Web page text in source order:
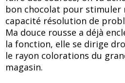
bon chocolat pour stimuler
capacité résolution de
Ma douce rousse a déjà
la fonction, elle se dirige
le rayon colorations du
magasin.